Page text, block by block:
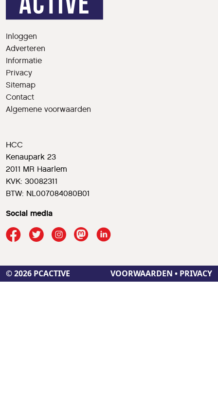
Inloggen
Adverteren
Informatie
Privacy
Sitemap
Contact
Algemene voorwaarden
HCC
Kenaupark 23
2011 MR Haarlem
KVK: 30082311
BTW: NL007084080B01
Social media
© 2026 PCACTIVE VOORWAARDEN • PRIVACY